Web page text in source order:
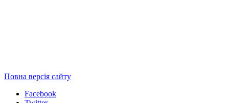
Повна версія сайту
Facebook